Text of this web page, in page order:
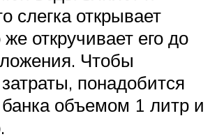
слегка открывает
же откручивает его до
Чтобы
понадобится
объемом 1 литр и